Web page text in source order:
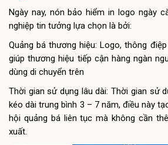
Ngày nay, nón bảo hiểm in logo ngày
nghiệp tin tưởng lựa chọn là bởi:
Quảng bá thương hiệu: Logo, thông
giúp thương hiệu tiếp cận hàng ngàn
dùng di chuyển trên
Thời gian sử dụng lâu dài: Thời gian sử
kéo dài trung bình 3 – 7 năm, điều này
hội quảng bá liên tục mà không cần
xuất.